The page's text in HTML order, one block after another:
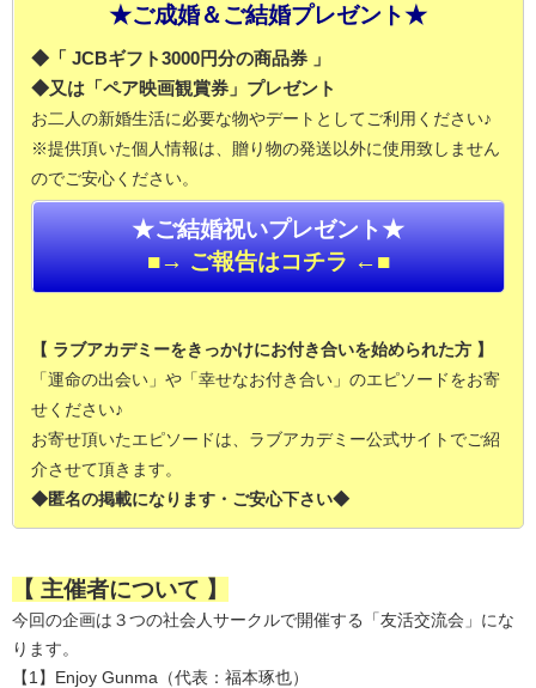
★ご成婚＆ご結婚プレゼント★
◆「 JCBギフト3000円分の商品券 」
◆又は「ペア映画観賞券」プレゼント
お二人の新婚生活に必要な物やデートとしてご利用ください♪
※提供頂いた個人情報は、贈り物の発送以外に使用致しません
のでご安心ください。
★ご結婚祝いプレゼント★
■→ ご報告はコチラ ←■
【 ラブアカデミーをきっかけにお付き合いを始められた方 】
「運命の出会い」や「幸せなお付き合い」のエピソードをお寄
せください♪
お寄せ頂いたエピソードは、ラブアカデミー公式サイトでご紹
介させて頂きます。
◆匿名の掲載になります・ご安心下さい◆
【 主催者について 】
今回の企画は３つの社会人サークルで開催する「友活交流会」にな
ります。
【1】Enjoy Gunma（代表：福本琢也）